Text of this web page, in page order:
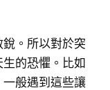
。所以對於突
的恐懼。比如
般遇到這些讓